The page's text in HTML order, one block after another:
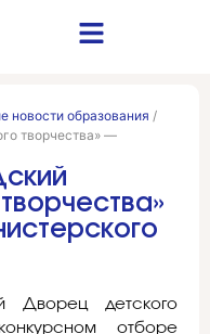
новости образования /
творчества» —
Дворец детского
отборе